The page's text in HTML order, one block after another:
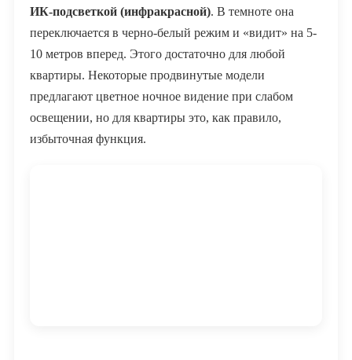
ИК-подсветкой (инфракрасной). В темноте она
переключается в черно-белый режим и «видит» на 5-
10 метров вперед. Этого достаточно для любой
квартиры. Некоторые продвинутые модели
предлагают цветное ночное видение при слабом
освещении, но для квартиры это, как правило,
избыточная функция.